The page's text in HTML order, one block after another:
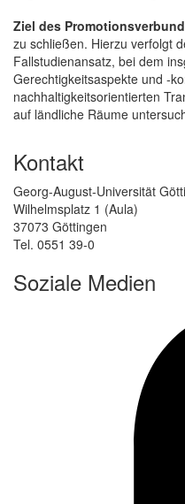
Ziel des
zu schließen. Hierzu verfolgt
Fallstudienansatz, bei dem
Gerechtigkeitsaspekte und
nachhaltigkeitsorientierten
auf ländliche Räume
Kontakt
Georg-August-Universität
Wilhelmsplatz 1 (Aula)
37073 Göttingen
Tel. 0551 39-0
Soziale Medien